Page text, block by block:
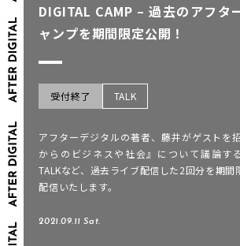
DIGITAL CAMP – 過去のアフタ
ャンプを期間限定公開！
受付終了 TALK
アフターデジタルの著者、藤井がゲストを
からのビジネスや社会』について議論する
TALKなど、過去ライブ配信した2回分を期間
配信いたします。
2021.09.11 Sat.